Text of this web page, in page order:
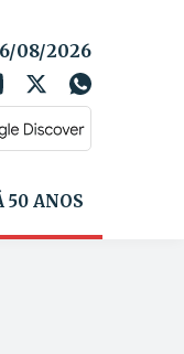
08/2026
50 ANOS